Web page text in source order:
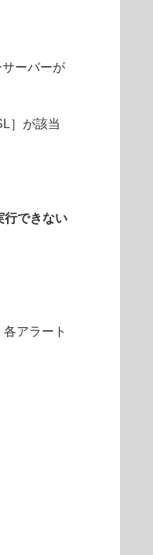
ーバーが
］が該当
行できない
アラート